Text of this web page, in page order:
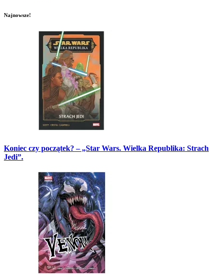
Najnowsze!
Koniec czy początek? – „Star Wars. Wielka Republika: Strach
Jedi”.